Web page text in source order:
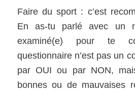
Faire du sport : c’est
En as-tu parlé avec un
examiné(e) pour te
questionnaire n’est pas un
par OUI ou par NON,
bonnes ou de mauvaises